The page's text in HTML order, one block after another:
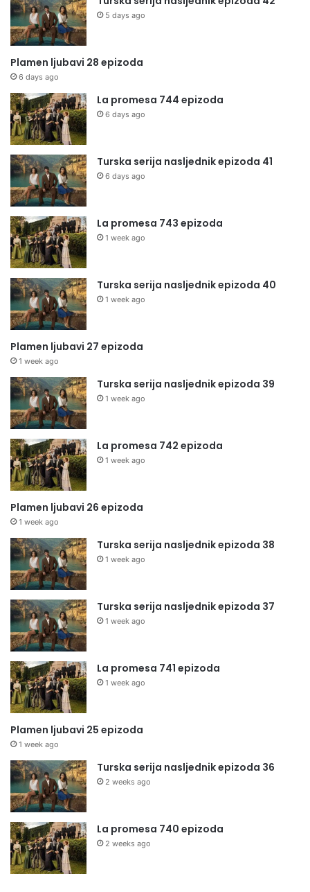
5 days ago
Plamen ljubavi 28 epizoda
6 days ago
La promesa 744 epizoda
6 days ago
Turska serija nasljednik epizoda 41
6 days ago
La promesa 743 epizoda
1 week ago
Turska serija nasljednik epizoda 40
1 week ago
Plamen ljubavi 27 epizoda
1 week ago
Turska serija nasljednik epizoda 39
1 week ago
La promesa 742 epizoda
1 week ago
Plamen ljubavi 26 epizoda
1 week ago
Turska serija nasljednik epizoda 38
1 week ago
Turska serija nasljednik epizoda 37
1 week ago
La promesa 741 epizoda
1 week ago
Plamen ljubavi 25 epizoda
1 week ago
Turska serija nasljednik epizoda 36
2 weeks ago
La promesa 740 epizoda
2 weeks ago